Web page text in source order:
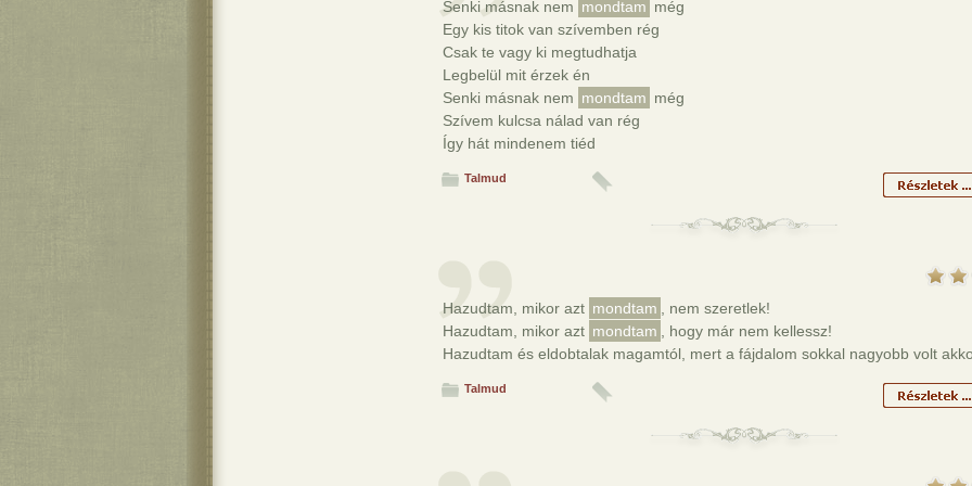
Senki másnak nem mondtam még
Egy kis titok van szívemben rég
Csak te vagy ki megtudhatja
Legbelül mit érzek én
Senki másnak nem mondtam még
Szívem kulcsa nálad van rég
Így hát mindenem tiéd
Talmud
Hazudtam, mikor azt mondtam
, nem szeretlek!
Hazudtam, mikor azt mondtam
, hogy már nem kellessz!
Hazudtam és eldobtalak magamtól, mert a fájdalom sokkal nagyobb volt
Talmud